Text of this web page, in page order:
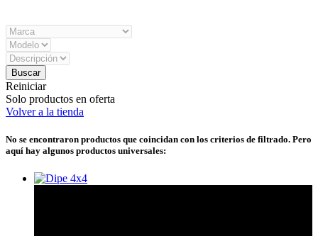
Reiniciar
Solo productos en oferta
Volver a la tienda
No se encontraron productos que coincidan con los criterios de filtrado. Pero
aquí hay algunos productos universales: